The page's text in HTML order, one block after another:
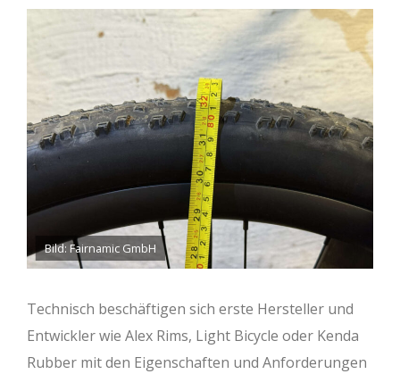
Bild: Fairnamic GmbH
Technisch beschäftigen sich erste Hersteller und
Entwickler wie Alex Rims, Light Bicycle oder Kenda
Rubber mit den Eigenschaften und Anforderungen